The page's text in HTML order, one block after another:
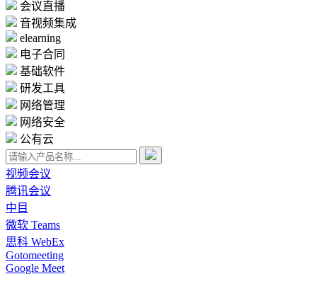
会议直播
音视频集成
elearning
电子合同
基础软件
研发工具
网络管理
网络安全
公有云
视频会议
腾讯会议
中目
微软 Teams
思科 WebEx
Gotomeeting
Google Meet